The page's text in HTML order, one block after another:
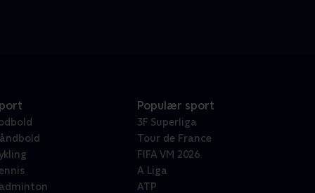
Populær sport
3F Superliga
Tour de France
FIFA VM 2026
A Liga
ATP